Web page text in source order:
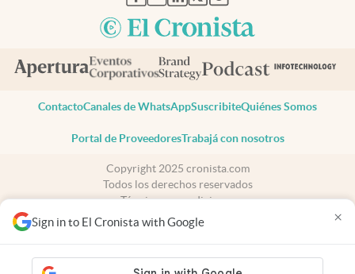
Sign in to El Cronista with Google ×
ContactoCanales de WhatsAppSuscribiteQuiénes Somos
Portal de ProveedoresTrabajá con nosotros
Copyright 2025 cronista.com
Todos los derechos reservados
Términos y condiciones
Privacidad
Consentimiento